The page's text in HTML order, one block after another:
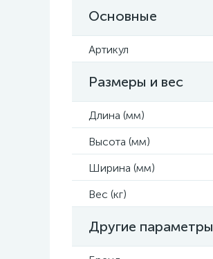
Основные
Артикул
Размеры и вес
Длина (мм)
Высота (мм)
Ширина (мм)
Вес (кг)
Другие параметры